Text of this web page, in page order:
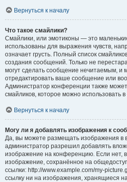
Вернуться к началу
Что такое смайлики?
Смайлики, или эмотиконы — это
использованы для выражения чувств,
означает грусть. Полный список
создания сообщений. Только не
могут сделать сообщение нечитаемым, и
отредактировать ваше сообщение или
Администратор конференции также может
смайликов, которое можно использовать
Вернуться к началу
Могу ли я добавлять изображения к
Да, вы можете размещать изображения в
администратор разрешил добавлять
изображение на конференцию. Если нет,
изображение, сохранённое на
ссылки: http://www.example.com/my-
ссылку ни на изображения, хранящиеся